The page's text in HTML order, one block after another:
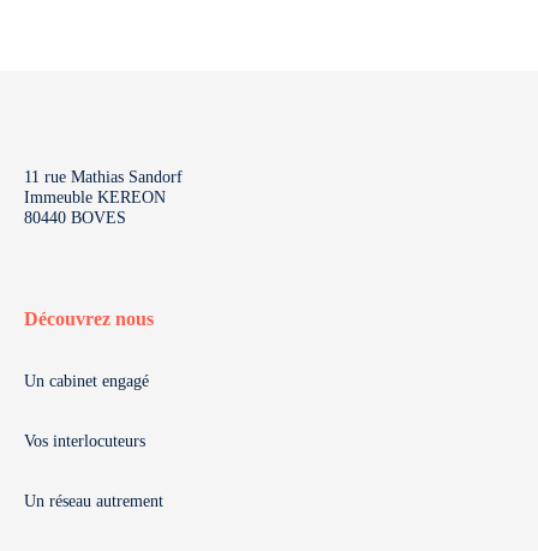
11 rue Mathias Sandorf
Immeuble KEREON
80440 BOVES
Découvrez nous
Un cabinet engagé
Vos interlocuteurs
Un réseau autrement